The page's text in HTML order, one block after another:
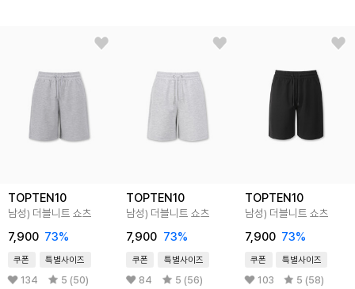
TOPTEN10
남성) 더블니트 쇼츠
7,900 73%
쿠폰 특별사이즈
134 5 (50)
TOPTEN10
남성) 더블니트 쇼츠
7,900 73%
쿠폰 특별사이즈
84 5 (56)
TOPTEN10
남성) 더블니트 쇼츠
7,900 73%
쿠폰 특별사이즈
103 5 (58)